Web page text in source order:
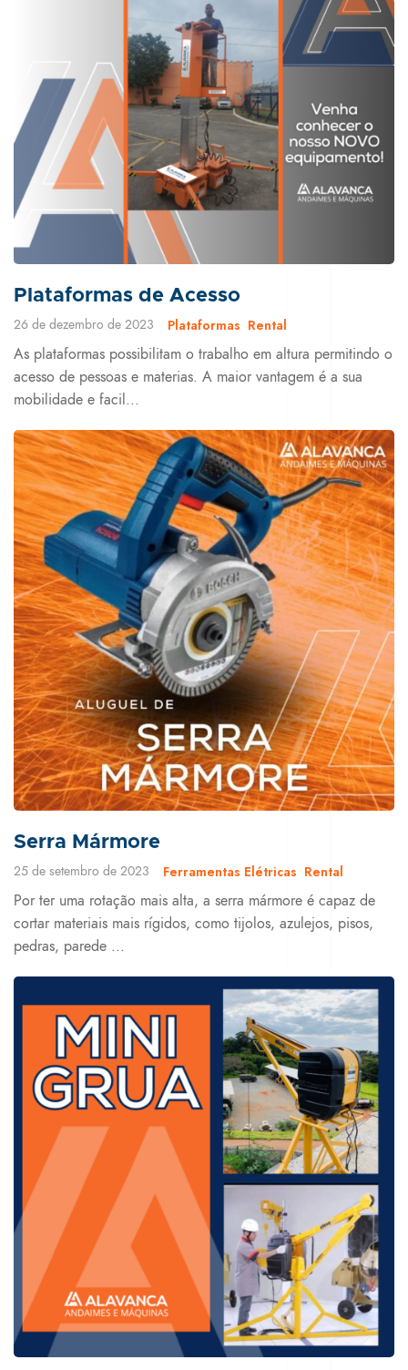
Plataformas de Acesso
26 de dezembro de 2023 Plataformas Rental
As plataformas possibilitam o trabalho em altura permitindo o
acesso de pessoas e materias. A maior vantagem é a sua
mobilidade e facil...
Serra Mármore
25 de setembro de 2023 Ferramentas Elétricas Rental
Por ter uma rotação mais alta, a serra mármore é capaz de
cortar materiais mais rígidos, como tijolos, azulejos, pisos,
pedras, parede ...